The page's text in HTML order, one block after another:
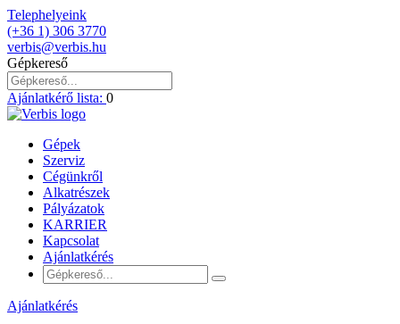
Telephelyeink
(+36 1) 306 3770
verbis@verbis.hu
Gépkereső
Ajánlatkérő lista: 0
Gépek
Szerviz
Cégünkről
Alkatrészek
Pályázatok
KARRIER
Kapcsolat
Ajánlatkérés
Ajánlatkérés